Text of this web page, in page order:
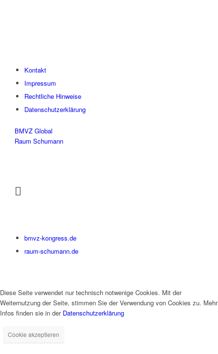
Kontakt
Impressum
Rechtliche Hinweise
Datenschutzerklärung
BMVZ Global
Raum Schumann
bmvz-kongress.de
raum-schumann.de
Diese Seite verwendet nur technisch notwenige Cookies. Mit der
Weiternutzung der Seite, stimmen Sie der Verwendung von Cookies zu. Mehr
Infos finden sie in der Datenschutzerklärung
Cookie akzeptieren